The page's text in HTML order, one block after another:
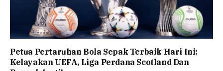
Petua Pertaruhan Bola Sepak Terbaik Hari Ini:
Kelayakan UEFA, Liga Perdana Scotland Dan